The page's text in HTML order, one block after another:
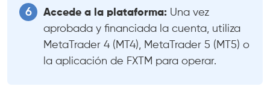
Accede a la plataforma: Una vez
aprobada y financiada la cuenta, utiliza
MetaTrader 4 (MT4), MetaTrader 5 (MT5) o
la aplicación de FXTM para operar.